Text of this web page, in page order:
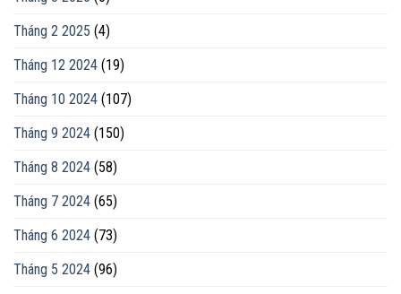
Tháng 2 2025 (4)
Tháng 12 2024 (19)
Tháng 10 2024 (107)
Tháng 9 2024 (150)
Tháng 8 2024 (58)
Tháng 7 2024 (65)
Tháng 6 2024 (73)
Tháng 5 2024 (96)